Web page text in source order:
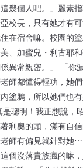
幾個人吧。」麗素指
校長，只有她才有
在宿舍嘛。校園的
、加蜜兒・利古耶
異常親密。」 「你
師都懂得輕功，她
塗鴉，所以她們也
聰明！我正想說，
利奧的頭，滿有自
師有偏見就針對她
這個沒落貴族瘋的嘛